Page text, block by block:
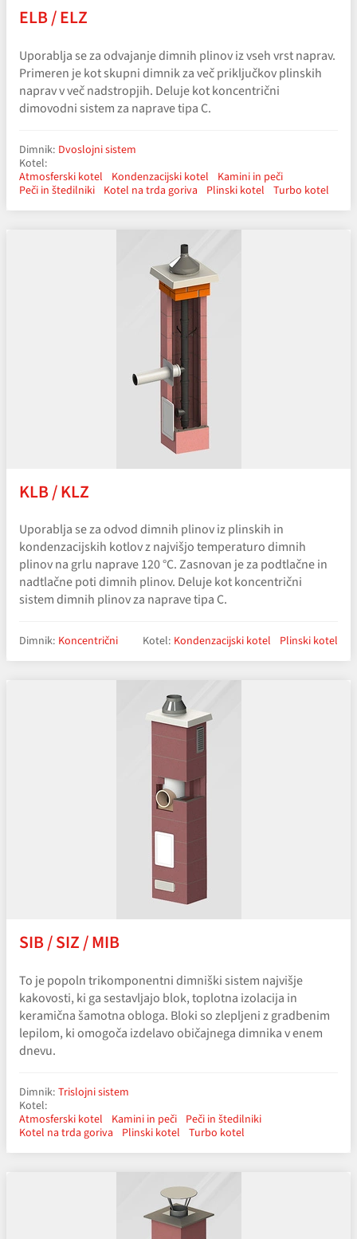
ELB / ELZ
Uporablja se za odvajanje dimnih plinov iz vseh vrst naprav.
Primeren je kot skupni dimnik za več priključkov plinskih
naprav v več nadstropjih. Deluje kot koncentrični
dimovodni sistem za naprave tipa C.
Dimnik: Dvoslojni sistem
Kotel:
Atmosferski kotel
Kondenzacijski kotel
Kamini in peči
Peči in štedilniki Kotel na trda goriva Plinski kotel Turbo kotel
KLB / KLZ
Uporablja se za odvod dimnih plinov iz plinskih in
kondenzacijskih kotlov z najvišjo temperaturo dimnih
plinov na grlu naprave 120 °C. Zasnovan je za podtlačne in
nadtlačne poti dimnih plinov. Deluje kot koncentrični
sistem dimnih plinov za naprave tipa C.
Dimnik: Koncentrični Kotel: Kondenzacijski kotel Plinski kotel
SIB / SIZ / MIB
To je popoln trikomponentni dimniški sistem najvišje
kakovosti, ki ga sestavljajo blok, toplotna izolacija in
keramična šamotna obloga. Bloki so zlepljeni z gradbenim
lepilom, ki omogoča izdelavo običajnega dimnika v enem
dnevu.
Dimnik: Trislojni sistem
Kotel:
Atmosferski kotel
Kamini in peči Peči in štedilniki
Kotel na trda goriva
Plinski kotel Turbo kotel